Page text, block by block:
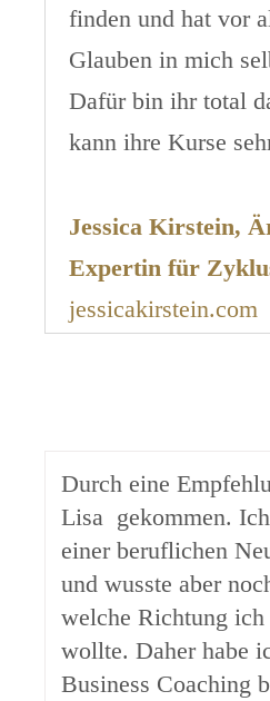
finden und hat vor
Glauben in mich
Dafür bin ihr total
kann ihre Kurse
Jessica Kirstein,
Expertin für
jessicakirstein.com
Durch eine
Lisa gekommen.
einer beruflichen
und wusste aber
welche Richtung ich
wollte. Daher habe
Business Coaching